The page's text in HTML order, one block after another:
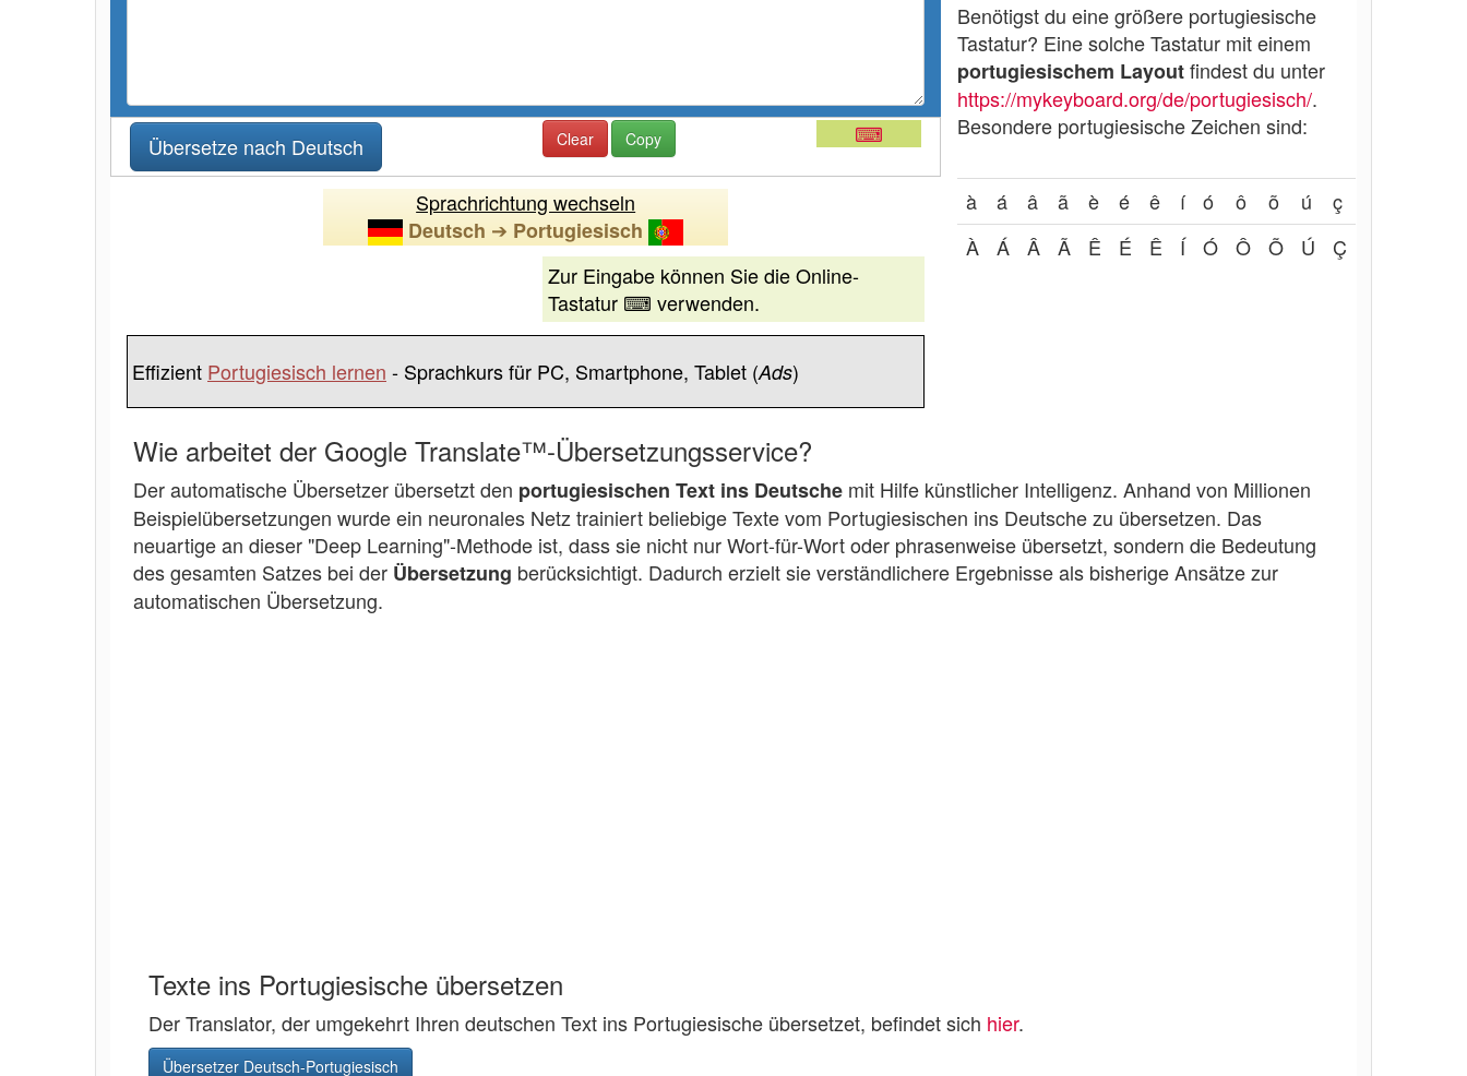
Clear Copy ⌨
Sprachrichtung wechseln
Deutsch ➔ Portugiesisch
Zur Eingabe können Sie die Online-
Tastatur ⌨ verwenden.
Effizient Portugiesisch lernen - Sprachkurs für PC, Smartphone, Tablet (Ads)
Benötigst du eine größere portugiesische
Tastatur? Eine solche Tastatur mit einem
portugiesischem Layoutfindest du unter
https://mykeyboard.org/de/portugiesisch/.
Besondere portugiesische Zeichen sind:
à á â ã è é ê í ó ô õ ú
ç
À
Á Â Ã Ê É Ê Í Ó Ô Õ Ú Ç
Wie arbeitet der Google Translate™-Übersetzungsservice?
Der automatische Übersetzer übersetzt den portugiesischen Text ins Deutsche mit Hilfe künstlicher Intelligenz. Anhand von Millionen
Beispielübersetzungen wurde ein neuronales Netz trainiert beliebige Texte vom Portugiesischen ins Deutsche zu übersetzen. Das
neuartige an dieser "Deep Learning"-Methode ist, dass sie nicht nur Wort-für-Wort oder phrasenweise übersetzt, sondern die Bedeutung
des gesamten Satzes bei der Übersetzung berücksichtigt. Dadurch erzielt sie verständlichere Ergebnisse als bisherige Ansätze zur
automatischen Übersetzung.
Texte ins Portugiesische übersetzen
Der Translator, der umgekehrt Ihren deutschen Text ins Portugiesische übersetzet, befindet sich hier.
Übersetzer Deutsch-Portugiesisch